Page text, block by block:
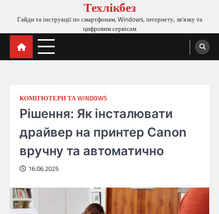
Техлікбез
Гайди та інструкції по смартфонам, Windows, інтернету, зв'язку та
цифровим сервісам
КОМП'ЮТЕРИ ТА WINDOWS
Рішення: Як інсталювати
драйвер на принтер Canon
вручну та автоматично
16.06.2025